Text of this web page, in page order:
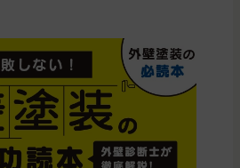
外壁と屋根の塗装
外壁と屋根の塗装
外壁の塗装
外壁と屋根の塗装